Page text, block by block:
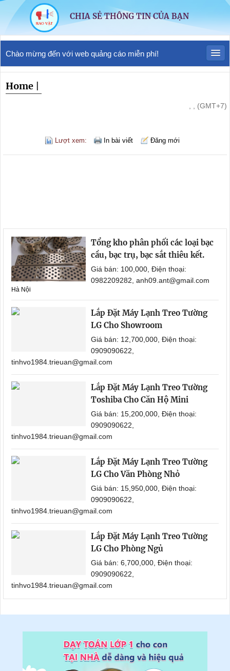
CHIA SẺ THÔNG TIN CỦA BẠN
Chào mừng đến với web quảng cáo miễn phí!
Home
, , (GMT+7)
Lượt xem: In bài viết Đăng mới
Tổng kho phân phối các loại bạc
cầu, bạc trụ, bạc sắt thiêu kết.
Giá bán: 100,000, Điện thoại:
0982209282, anh09.ant@gmail.com
Hà Nội
Lắp Đặt Máy Lạnh Treo Tường
LG Cho Showroom
Giá bán: 12,700,000, Điện thoại:
0909090622,
tinhvo1984.trieuan@gmail.com
Lắp Đặt Máy Lạnh Treo Tường
Toshiba Cho Căn Hộ Mini
Giá bán: 15,200,000, Điện thoại:
0909090622,
tinhvo1984.trieuan@gmail.com
Lắp Đặt Máy Lạnh Treo Tường
LG Cho Văn Phòng Nhỏ
Giá bán: 15,950,000, Điện thoại:
0909090622,
tinhvo1984.trieuan@gmail.com
Lắp Đặt Máy Lạnh Treo Tường
LG Cho Phòng Ngủ
Giá bán: 6,700,000, Điện thoại:
0909090622,
tinhvo1984.trieuan@gmail.com